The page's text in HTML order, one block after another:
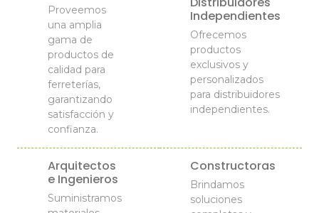
Proveemos
una amplia
gama de
productos de
calidad para
ferreterías,
garantizando
satisfacción y
confianza.
Independientes
Ofrecemos
productos
exclusivos y
personalizados
para distribuidores
independientes.
Arquitectos
e Ingenieros
Suministramos
Constructoras
Brindamos
soluciones